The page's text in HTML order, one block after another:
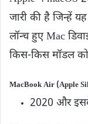
जारी की है जिन्हें
लॉन्च हुए Mac
किस-किस मॉडल
MacBook Air (Apple
2020 और